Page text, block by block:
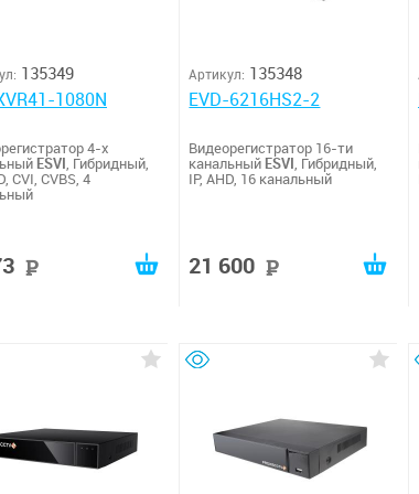
135349
1080N
4-х
ESVI, Гибридный,
CVI, CVBS, 4
Артикул: 135348
EVD-6216HS2-2
Видеорегистратор 16-ти
канальный ESVI, Гибридный,
IP, AHD, 16 канальный
21 600